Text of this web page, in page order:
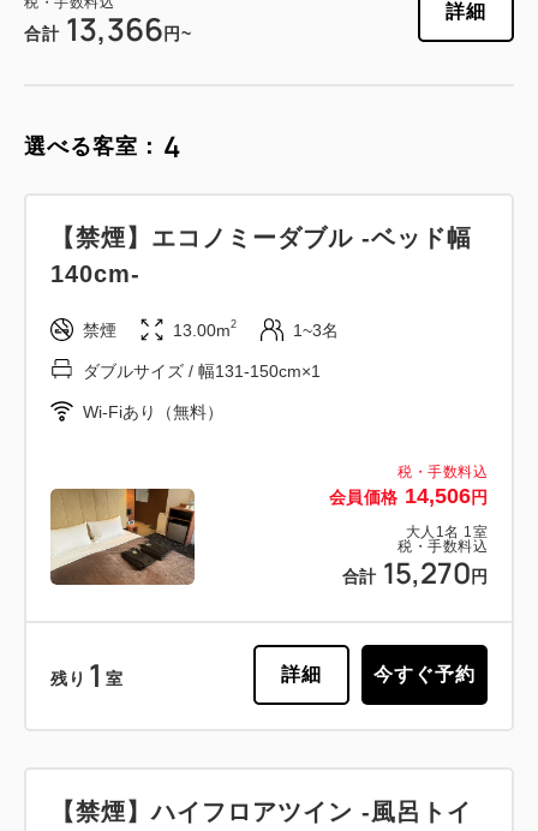
合計 13,366円~
詳細
選べる客室： 4
税・手数料込
会員価格 14,506円
大人 1 名 1 室
税・手数料込
合計 15,270円
【禁煙】エコノミーダブル -ベッド幅
140cm-
禁煙 13.00m2 1~3名
ダブルサイズ / 幅131-150cm×1
Wi-Fiあり（無料）
残り 1 室 詳細 今すぐ予約
【禁煙】ハイフロアツイン -風呂トイ